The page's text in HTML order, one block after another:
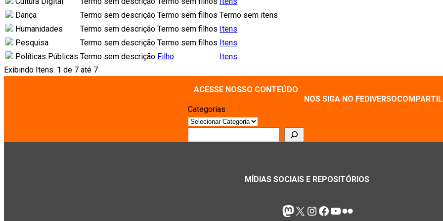
Dança
Termo sem descrição Termo sem filhos Termo sem itens
Humanidades
Termo sem descrição Termo sem filhos Itens
Pesquisa
Termo sem descrição Termo sem filhos Itens
Políticas Públicas Termo sem descrição Filho
Itens
Exibindo Itens: 1 de 7 até 7
ACESSE NOSSO CONTEÚDO
Categorias
NOS SIGA NO FEDIVERSO
MÍDIAS SOCIAIS E REPOSITÓRIOS
Mastodon
X Instagram
Facebook
Youtube
Flickr